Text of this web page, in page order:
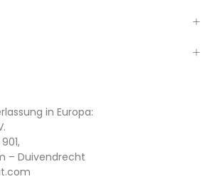
in Europa:
– Duivendrecht